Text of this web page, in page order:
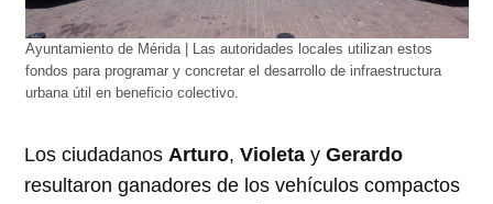
Ayuntamiento de Mérida | Las autoridades locales utilizan estos
fondos para programar y concretar el desarrollo de infraestructura
urbana útil en beneficio colectivo.
Los ciudadanosArturo,Violeta yGerardo
resultaron ganadores de los vehículos compactos